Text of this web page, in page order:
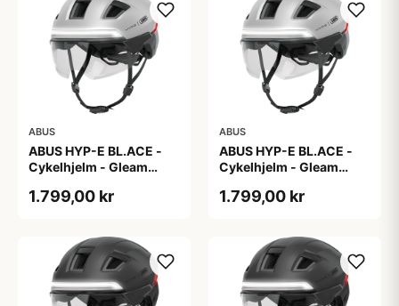
ABUS
ABUS HYP-E BL.ACE -
Cykelhjelm - Gleam
1.799,00 kr
ABUS
ABUS HYP-E BL.ACE -
Cykelhjelm - Gleam
1.799,00 kr